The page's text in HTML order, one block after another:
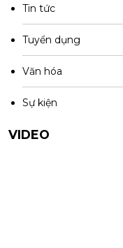
Tin tức
Tuyển dụng
Văn hóa
Sự kiện
VIDEO